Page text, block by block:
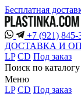
Бесплатная
+7 (921) 845-
ДОСТАВКА И
LP CD Под заказ
Поиск по каталогу
Меню
LP CD Под заказ